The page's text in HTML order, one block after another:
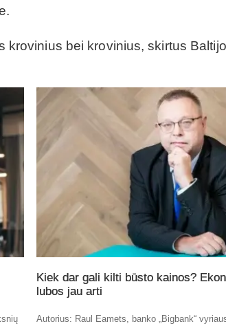
bei krovinius, skirtus
Kiek dar gali kilti būsto kainos?
lubos jau arti
Autorius: Raul Eamets, banko „Bigbank“